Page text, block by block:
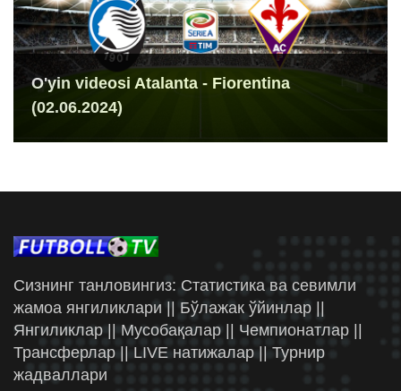
O'yin videosi Atalanta - Fiorentina
(02.06.2024)
Сизнинг танловингиз: Статистика ва севимли
жамоа янгиликлари || Бўлажак ўйинлар ||
Янгиликлар || Мусобақалар || Чемпионатлар ||
Трансферлар || LIVE натижалар || Турнир
жадваллари